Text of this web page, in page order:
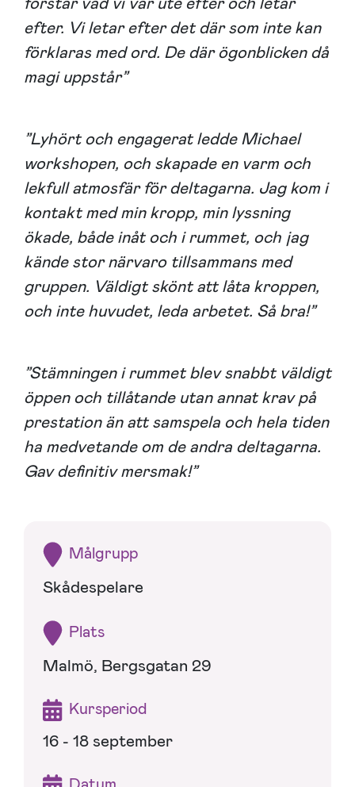
efter. Vi letar efter det där som inte kan
förklaras med ord. De där ögonblicken då
magi uppstår”
”Lyhört och engagerat ledde Michael
workshopen, och skapade en varm och
lekfull atmosfär för deltagarna. Jag kom i
kontakt med min kropp, min lyssning
ökade, både inåt och i rummet, och jag
kände stor närvaro tillsammans med
gruppen. Väldigt skönt att låta kroppen,
och inte huvudet, leda arbetet. Så bra!”
”Stämningen i rummet blev snabbt väldigt
öppen och tillåtande utan annat krav på
prestation än att samspela och hela tiden
ha medvetande om de andra deltagarna.
Gav definitiv mersmak!”
Målgrupp
Skådespelare
Plats
Malmö, Bergsgatan 29
Kursperiod
16 - 18 september